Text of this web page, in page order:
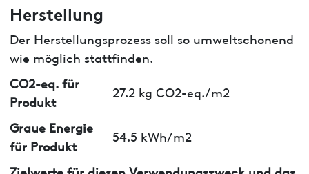
Herstellung
Der Herstellungsprozess soll so umweltschonend
wie möglich stattfinden.
CO2-eq. für
Produkt
27.2 kg CO2-eq./m2
Graue Energie
für Produkt
54.5 kWh/m2